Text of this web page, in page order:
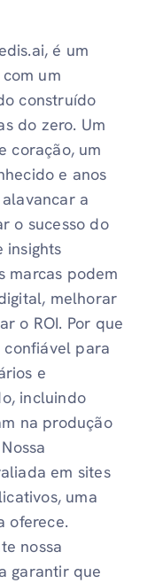
é um
um
construído
do zero. Um
coração, um
e anos
a
o sucesso do
insights
marcas podem
melhorar
o ROI. Por que
confiável para
e
incluindo
na produção
em sites
uma
oferece.
nossa
garantir que